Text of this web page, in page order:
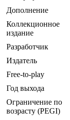
Дополнение
Коллекционное
издание
Разработчик
Издатель
Free-to-play
Год выхода
Ограничение по
возрасту (PEGI)